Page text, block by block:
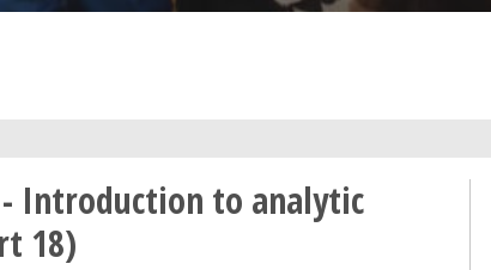
- Introduction to analytic
18)